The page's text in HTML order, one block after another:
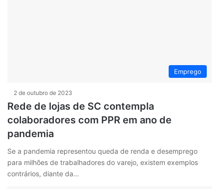
Emprego
2 de outubro de 2023
Rede de lojas de SC contempla
colaboradores com PPR em ano de
pandemia
Se a pandemia representou queda de renda e desemprego
para milhões de trabalhadores do varejo, existem exemplos
contrários, diante da…